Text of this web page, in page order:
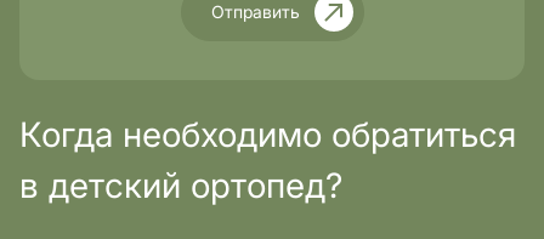
Отправить
Когда необходимо обратиться
в детский ортопед?